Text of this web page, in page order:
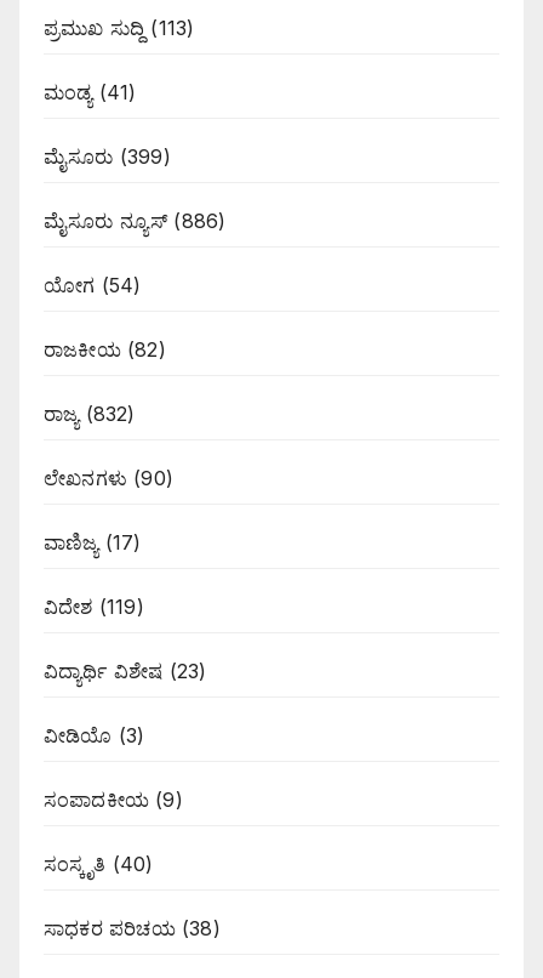
ಪ್ರಮುಖ ಸುದ್ದಿ (113)
ಮಂಡ್ಯ(41)
ಮೈಸೂರು (399)
ಮೈಸೂರು ನ್ಯೂಸ್(886)
ಯೋಗ (54)
ರಾಜಕೀಯ(82)
ರಾಜ್ಯ(832)
ಲೇಖನಗಳು (90)
ವಾಣಿಜ್ಯ(17)
ವಿದೇಶ (119)
ವಿದ್ಯಾರ್ಥಿ ವಿಶೇಷ (23)
ವೀಡಿಯೊ (3)
ಸಂಪಾದಕೀಯ (9)
ಸಂಸ್ಕೃತಿ (40)
ಸಾಧಕರ ಪರಿಚಯ(38)